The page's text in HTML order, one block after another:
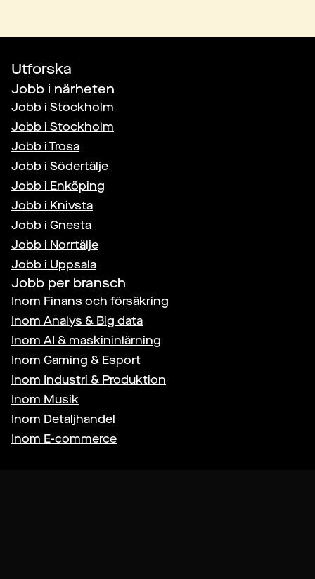
Utforska
Jobb i närheten
Jobb i Stockholm
Jobb i Stockholm
Jobb iTrosa
Jobb i Södertälje
Jobb i Enköping
Jobb i Knivsta
Jobb i Gnesta
Jobb i Norrtälje
Jobb i Uppsala
Jobb per bransch
Inom Finans och försäkring
Inom Analys & Big data
Inom AI & maskininlärning
Inom Gaming & Esport
Inom Industri & Produktion
Inom Musik
Inom Detaljhandel
Inom E-commerce